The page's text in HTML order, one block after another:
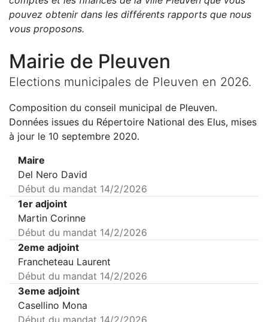
pouvez obtenir dans les différents rapports que nous
vous proposons.
Mairie de Pleuven
Elections municipales de Pleuven en 2026.
Composition du conseil municipal de Pleuven.
Données issues du Répertoire National des Elus, mises
à jour le 10 septembre 2020.
Maire
Del Nero David
Début du mandat 14/2/2026
1er adjoint
Martin Corinne
Début du mandat 14/2/2026
2eme adjoint
Francheteau Laurent
Début du mandat 14/2/2026
3eme adjoint
Casellino Mona
Début du mandat 14/2/2026